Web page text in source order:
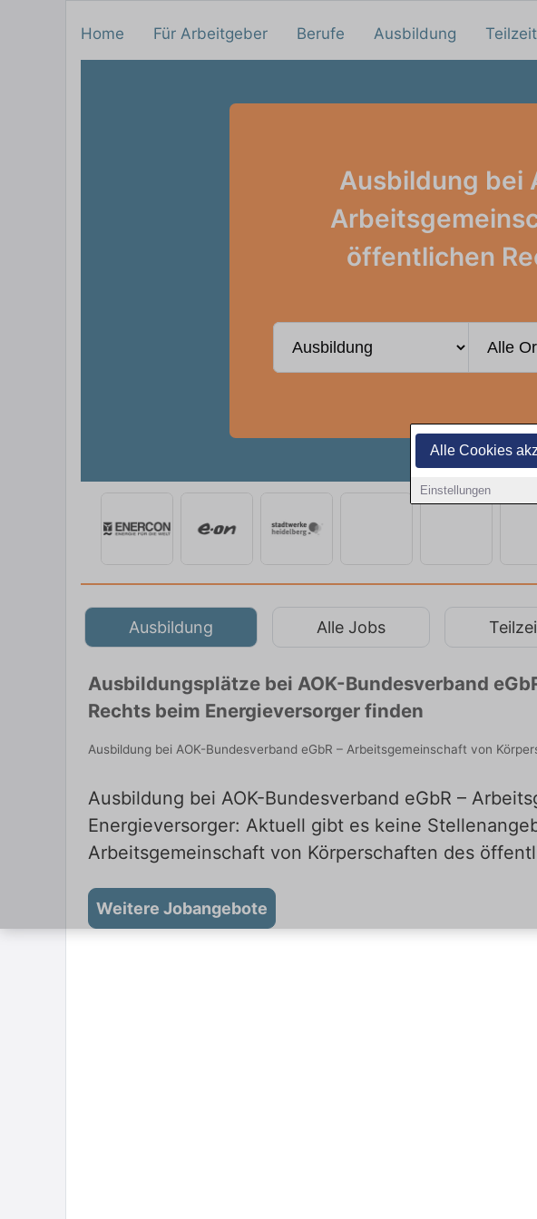
Alle Cookies
Einstellungen
Home Für Arbeitgeber Berufe Ausbildung Teilzeit
Ausbildung bei
öffentlichen
Ausbildung Alle Jobs
Ausbildungsplätze bei AOK-Bundesverband
Rechts beim Energieversorger finden
Ausbildung bei AOK-Bundesverband eGbR – Arbeitsgemeinschaft von
Ausbildung bei AOK-Bundesverband eGbR –
Energieversorger: Aktuell gibt es keine
Arbeitsgemeinschaft von Körperschaften des
Weitere Jobangebote